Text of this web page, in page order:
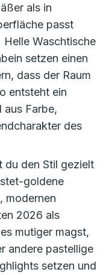
als in
passt
Waschtische
setzen einen
dass der Raum
entsteht ein
aus Farbe,
des
du den Stil gezielt
goldene
modernen
2026 als
mutiger magst,
andere pastellige
setzen und